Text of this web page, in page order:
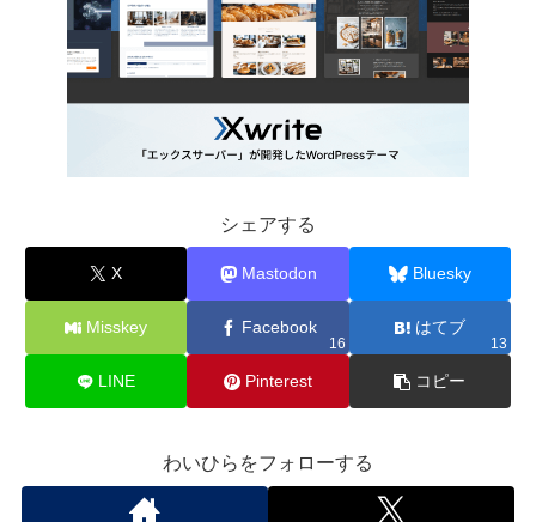
シェアする
X Mastodon Bluesky
Misskey Facebook
16
はてブ
13
LINE Pinterest コピー
わいひらをフォローする